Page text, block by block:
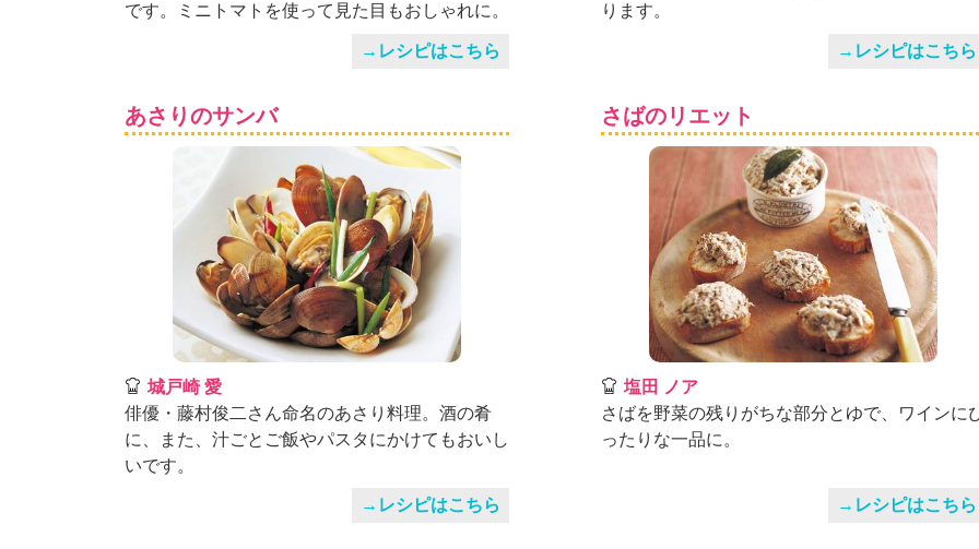
ょ
の
です。ミニトマトを使って見た目もおしゃれに。
→レシピはこちら
ります。
→レシピはこちら
あさりのサンバ
城戸崎 愛
俳優・藤村俊二さん命名のあさり料理。酒の肴
に、また、汁ごとご飯やパスタにかけてもおいし
いです。
→レシピはこちら
さばのリエット
塩田 ノア
さばを野菜の残りがちな部分とゆで、ワインに
ったりな一品に。
→レシピはこちら